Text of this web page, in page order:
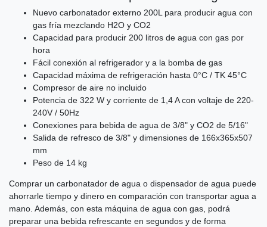
Nuevo carbonatador externo 200L para producir agua con
gas fría mezclando H2O y CO2
Capacidad para producir 200 litros de agua con gas por
hora
Fácil conexión al refrigerador y a la bomba de gas
Capacidad máxima de refrigeración hasta 0°C / TK 45°C
Compresor de aire no incluido
Potencia de 322 W y corriente de 1,4 A con voltaje de 220-
240V / 50Hz
Conexiones para bebida de agua de 3/8" y CO2 de 5/16"
Salida de refresco de 3/8" y dimensiones de 166x365x507
mm
Peso de 14 kg
Comprar un carbonatador de agua o dispensador de agua puede
ahorrarle tiempo y dinero en comparación con transportar agua a
mano. Además, con esta máquina de agua con gas, podrá
preparar una bebida refrescante en segundos y de forma